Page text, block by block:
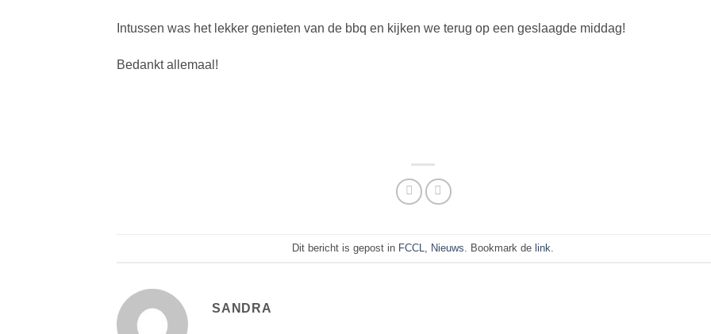
Intussen was het lekker genieten van de bbq en kijken we terug op een geslaagde middag!
Bedankt allemaal!
Dit bericht is gepost in FCCL Nieuws . Bookmark delink
SANDRA